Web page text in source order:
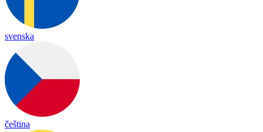
svenska
čeština